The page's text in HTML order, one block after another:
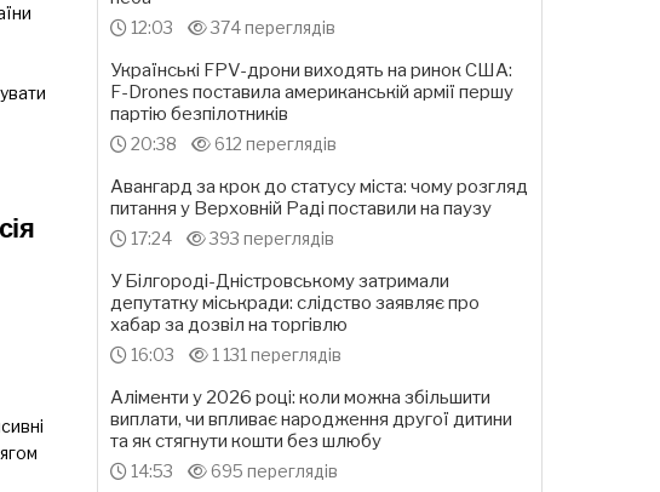
12:03 374 переглядів
Українські FPV-дрони виходять на ринок США:
F-Drones поставила американській армії першу
партію безпілотників
20:38 612 переглядів
Авангард за крок до статусу міста: чому розгляд
питання у Верховній Раді поставили на паузу
17:24 393 переглядів
У Білгороді-Дністровському затримали
депутатку міськради: слідство заявляє про
хабар за дозвіл на торгівлю
16:03 1 131 переглядів
Аліменти у 2026 році: коли можна збільшити
виплати, чи впливає народження другої дитини
та як стягнути кошти без шлюбу
14:53 695 переглядів